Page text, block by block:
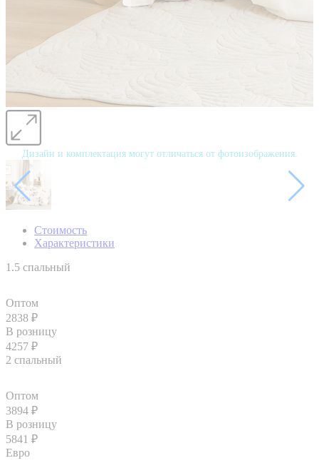
Дизайн и комплектация могут отличаться от фотоизображения.
Стоимость
Характеристики
1.5 спальный
Оптом
2838 ₽
В розницу
4257 ₽
2 спальный
Оптом
3894 ₽
В розницу
5841 ₽
Евро